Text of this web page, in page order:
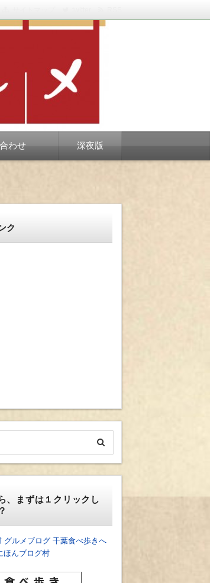
わせ 深夜版
ク
、まずは１クリックし
ほんブログ村